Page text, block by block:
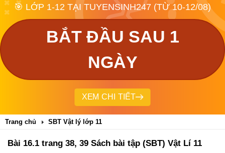
🎯 LỚP 1-12 TẠI TUYENSINH247 (TỪ 10-12/08)
BẮT ĐẦU SAU 1
NGÀY
XEM CHI TIẾT
Trang chủ SBT Vật lý lớp 11
Bài 16.1 trang 38, 39 Sách bài tập (SBT) Vật Lí 11